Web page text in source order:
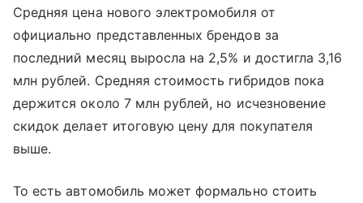
Средняя цена нового электромобиля от
официально представленных брендов за
последний месяц выросла на 2,5% и достигла 3,16
млн рублей. Средняя стоимость гибридов пока
держится около 7 млн рублей, но исчезновение
скидок делает итоговую цену для покупателя
выше.
То есть автомобиль может формально стоить